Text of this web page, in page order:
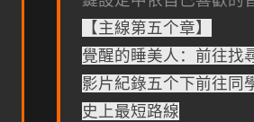
【主線第五个章】
覺醒的睡美人：前往找
影片紀錄五个下前往同
史上最短路線